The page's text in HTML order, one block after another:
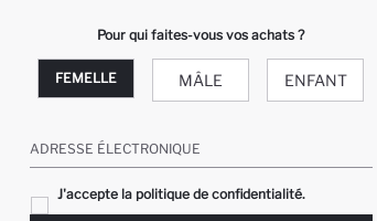
Pour qui faites-vous vos achats ?
FEMELLE MÂLE ENFANT
ADRESSE ÉLECTRONIQUE
J'accepte la politique de confidentialité.